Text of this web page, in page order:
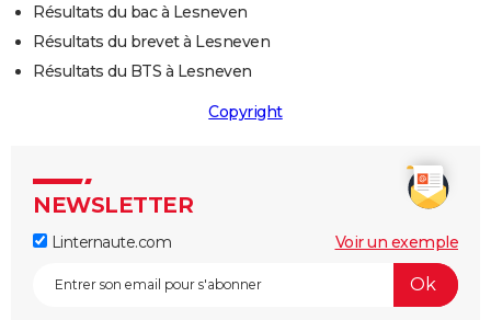
Résultats du bac à Lesneven
Résultats du brevet à Lesneven
Résultats du BTS à Lesneven
Copyright
NEWSLETTER
Linternaute.com Voir un exemple